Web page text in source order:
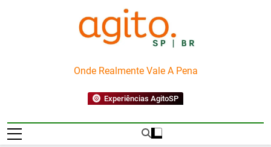
AgitoSP
Onde Realmente Vale A Pena
Experiências AgitoSP